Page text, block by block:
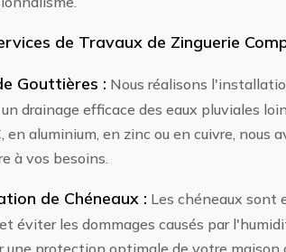
de Travaux de Zinguerie
Gouttières : Nous réalisons
un drainage efficace des eaux pluviales
en aluminium, en zinc ou en cuivre,
à vos besoins.
de Chéneaux : Les chéneaux sont
éviter les dommages causés par